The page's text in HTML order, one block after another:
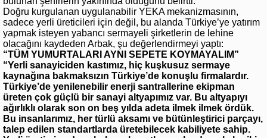
Doğru kurgulanan uygulanabilir YEKA mekanizmasının,
sadece yerli üreticileri için değil, bu alanda Türkiye’ye yatırım
yapmak isteyen yabancı sermayeli şirketlerin de lehine
olacağını kaydeden Arbak, şu değerlendirmeyi yaptı:
“TÜM YUMURTALARI AYNI SEPETE KOYMAYALIM”
“Yerli sanayiciden kastımız, hiç kuşkusuz sermaye
kaynağına bakmaksızın Türkiye’de konuşlu firmalardır.
Türkiye’de yenilenebilir enerji santrallerine ekipman
üreten çok güçlü bir sanayi altyapımız var. Bu altyapıyı
ağırlıklı olarak son on beş yılda adeta ilmek ilmek ördük.
Bu insanlarımız, her türlü aksamı ve bütünleştirici parçayı,
talep edilen standartlarda üretebilecek kabiliyete sahip.